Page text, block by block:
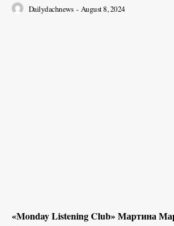
Dailydachnews - August 8, 2024
«Monday Listening Club» Мартина